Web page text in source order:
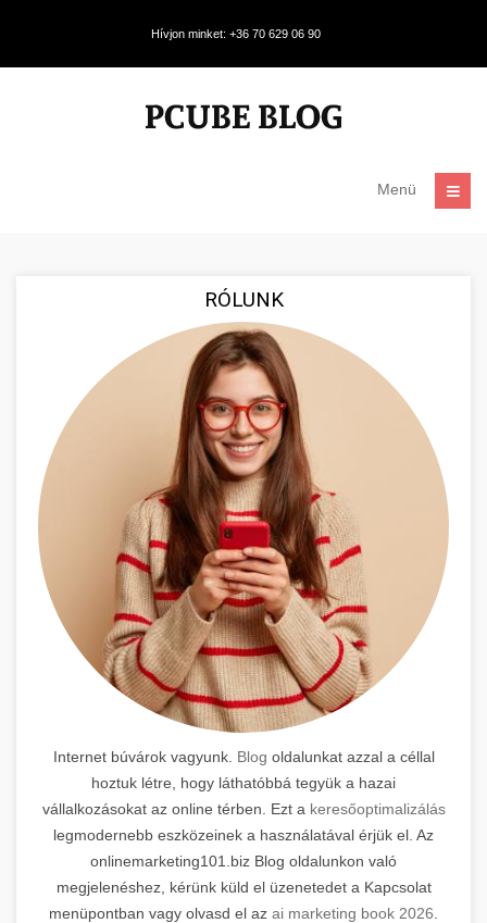
Hívjon minket: +36 70 629 06 90
Menü
RÓLUNK
Internet búvárok vagyunk. Blog oldalunkat azzal a céllal
hoztuk létre, hogy láthatóbbá tegyük a hazai
vállalkozásokat az online térben. Ezt a keresőoptimalizálás
legmodernebb eszközeinek a használatával érjük el. Az
onlinemarketing101.biz Blog oldalunkon való
megjelenéshez, kérünk küld el üzenetedet a Kapcsolat
menüpontban vagy olvasd el az ai marketing book 2026